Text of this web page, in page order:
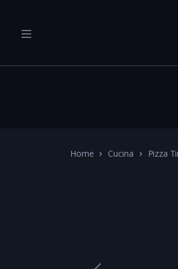
Home Cucina Pizza